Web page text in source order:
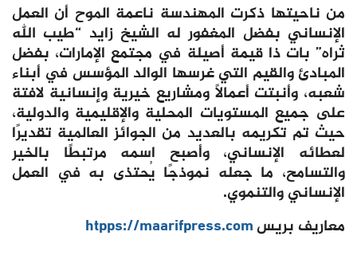
من ناحيتها ذكرت المهندسة ناعمة الموح أن العمل
الإنساني بفضل المغفور له الشيخ زايد “طيب الله
ثراه” بات ذا قيمة أصيلة في مجتمع الإمارات، بفضل
المبادئ والقيم التي غرسها الوالد المؤسس في أبناء
شعبه، وأنبتت أعمالاً ومشاريع خيرية وإنسانية لافتة
على جميع المستويات المحلية والإقليمية والدولية،
حيث تم تكريمه بالعديد من الجوائز العالمية تقديرًا
لعطائه الإنساني، وأصبح اسمه مرتبطًا بالخير
والتسامح، ما جعله نموذجًا يُحتذى به في العمل
الإنساني والتنموي.
معاريف بريسhtpps://maarifpress.com